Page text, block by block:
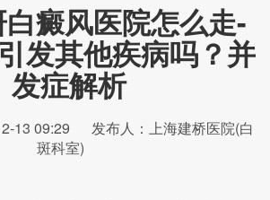
癜风医院怎么走-
发其他疾病吗？并
发症解析
13 09:29
发布人：上海建桥医院(白
斑科室)